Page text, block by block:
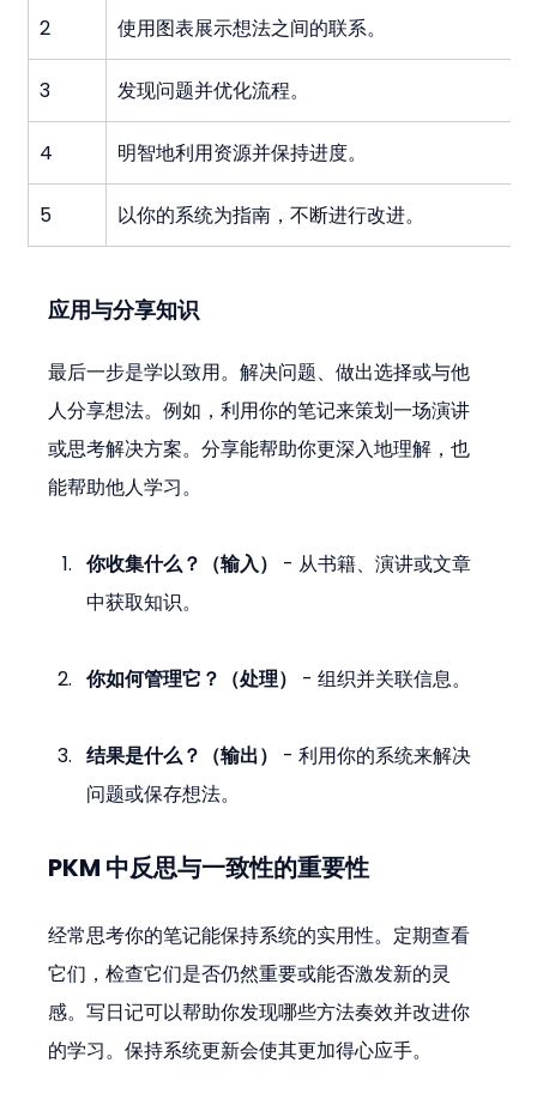
2 使用图表展示想法之间的联系。
3 发现问题并优化流程。
4 明智地利用资源并保持进度。
5 以你的系统为指南，不断进行改进。
应用与分享知识
最后一步是学以致用。解决问题、做出选择或与他
人分享想法。例如，利用你的笔记来策划一场演讲
或思考解决方案。分享能帮助你更深入地理解，也
能帮助他人学习。
你收集什么？（输入）
- 从书籍、演讲或文章
中获取知识。
你如何管理它？（处理） - 组织并关联信息。
结果是什么？（输出）
- 利用你的系统来解决
问题或保存想法。
PKM 中反思与一致性的重要性
经常思考你的笔记能保持系统的实用性。定期查看
它们，检查它们是否仍然重要或能否激发新的灵
感。写日记可以帮助你发现哪些方法奏效并改进你
的学习。保持系统更新会使其更加得心应手。